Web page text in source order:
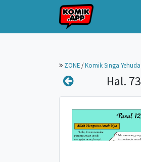
ZONE /Komik Singa Yehuda
Hal. 73